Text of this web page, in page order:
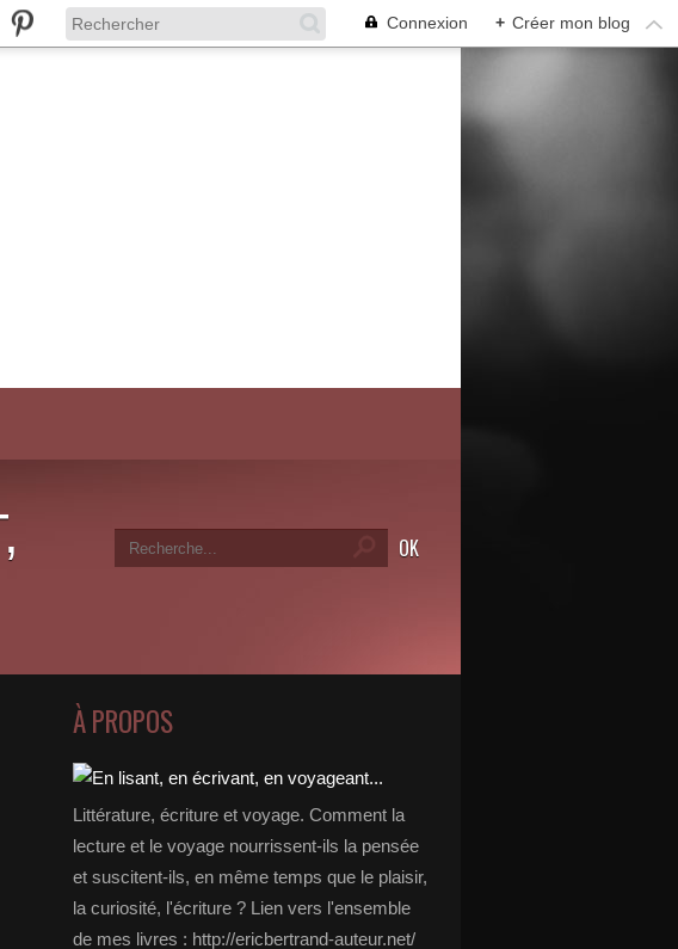
Connexion + Créer mon blog
À PROPOS
Littérature, écriture et voyage. Comment la
lecture et le voyage nourrissent-ils la pensée
et suscitent-ils, en même temps que le plaisir,
la curiosité, l'écriture ? Lien vers l'ensemble
de mes livres : http://ericbertrand-auteur.net/